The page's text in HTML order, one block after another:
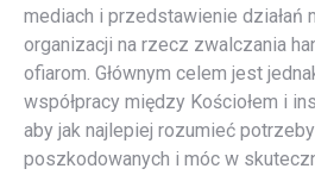
mediach i przedstawienie działań
organizacji na rzecz zwalczania
ofiarom. Głównym celem jest
współpracy między Kościołem i
aby jak najlepiej rozumieć
poszkodowanych i móc w